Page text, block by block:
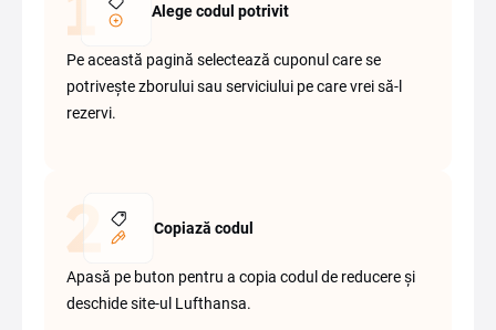
Alege codul potrivit
Pe această pagină selectează cuponul care se
potrivește zborului sau serviciului pe care vrei să-l
rezervi.
Copiază codul
Apasă pe buton pentru a copia codul de reducere și
deschide site-ul Lufthansa.